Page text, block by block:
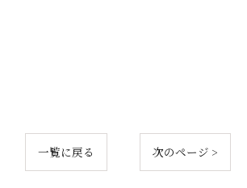
一覧に戻る 次のページ >